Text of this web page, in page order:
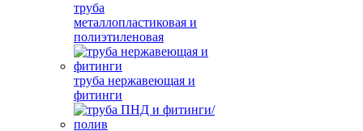
труба
металлопластиковая и
полиэтиленовая
труба нержавеющая и
фитинги